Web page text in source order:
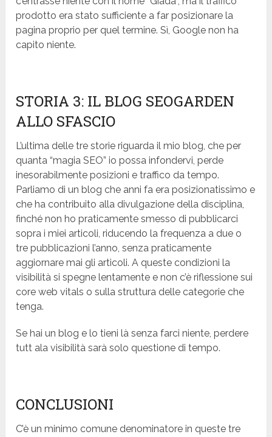
prodotto era stato sufficiente a far posizionare la
pagina proprio per quel termine. Sì, Google non ha
capito niente.
STORIA 3: IL BLOG SEOGARDEN
ALLO SFASCIO
L’ultima delle tre storie riguarda il mio blog, che per
quanta “magia SEO” io possa infondervi, perde
inesorabilmente posizioni e traffico da tempo.
Parliamo di un blog che anni fa era posizionatissimo e
che ha contribuito alla divulgazione della disciplina,
finché non ho praticamente smesso di pubblicarci
sopra i miei articoli, riducendo la frequenza a due o
tre pubblicazioni l’anno, senza praticamente
aggiornare mai gli articoli. A queste condizioni la
visibilità si spegne lentamente e non c’è riflessione sui
core web vitals o sulla struttura delle categorie che
tenga.
Se hai un blog e lo tieni là senza farci niente, perdere
tutt ala visibilità sarà solo questione di tempo.
CONCLUSIONI
C’è un minimo comune denominatore in queste tre